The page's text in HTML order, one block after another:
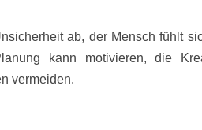
ab, der Mensch fühlt
kann motivieren, die
vermeiden.